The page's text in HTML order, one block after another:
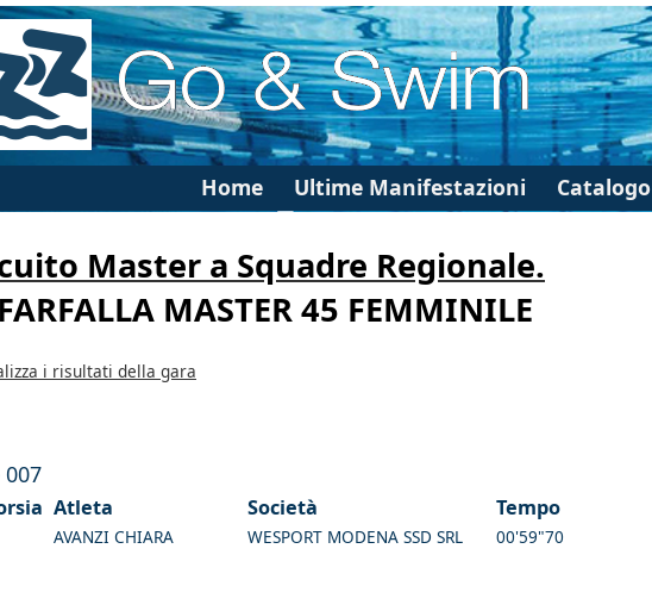
Home Ultime Manifestazioni Catalogo
Master a Squadre Regionale.
MASTER 45 FEMMINILE
i risultati della gara
007
Atleta Società Tempo
AVANZI CHIARA WESPORT MODENA SSD SRL 00'59"70